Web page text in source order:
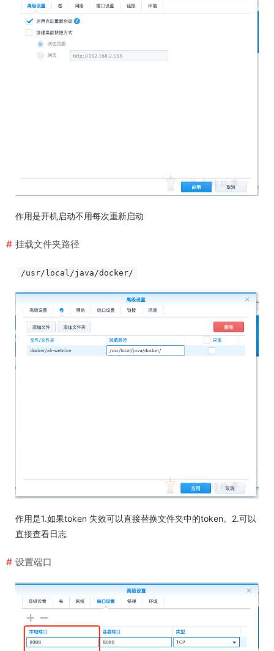
作用是开机启动不用每次重新启动
挂载文件夹路径
/usr/local/java/docker/
作用是1.如果token 失效可以直接替换文件夹中的token。2.可以
直接查看日志
设置端口